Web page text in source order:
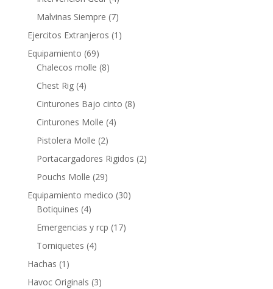
Malvinas Siempre (7)
Ejercitos Extranjeros (1)
Equipamiento (69)
Chalecos molle (8)
Chest Rig (4)
Cinturones Bajo cinto (8)
Cinturones Molle (4)
Pistolera Molle (2)
Portacargadores Rigidos (2)
Pouchs Molle (29)
Equipamiento medico (30)
Botiquines (4)
Emergencias y rcp (17)
Torniquetes (4)
Hachas (1)
Havoc Originals (3)